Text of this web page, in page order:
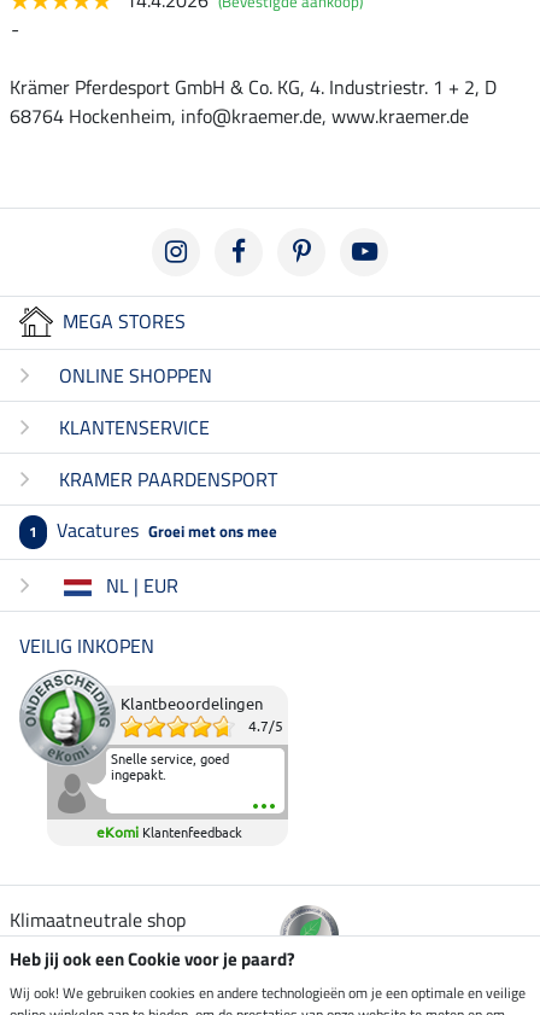
-
Krämer Pferdesport GmbH & Co. KG, 4. Industriestr. 1 + 2, D
68764 Hockenheim, info@kraemer.de, www.kraemer.de
MEGA STORES
ONLINE SHOPPEN
KLANTENSERVICE
KRAMER PAARDENSPORT
1 Vacatures Groei met ons mee
NL | EUR
VEILIG INKOPEN
Klantbeoordelingen
4.7/5
Snelle service, goed
ingepakt.
eKomi Klantenfeedback
Klimaatneutrale shop
Verzending per
Heb jij ook een Cookie voor je paard?
Wij ook! We gebruiken cookies en andere technologieën om je een optimale en veilige